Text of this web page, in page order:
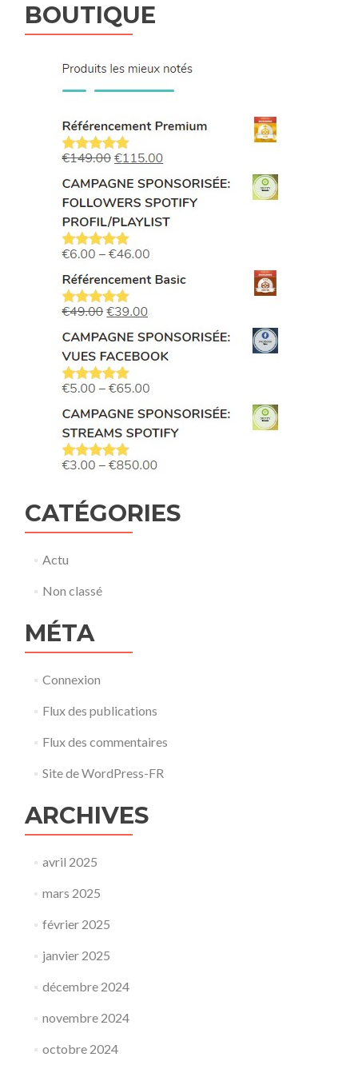
BOUTIQUE
CATÉGORIES
Actu
Non classé
MÉTA
Connexion
Flux des publications
Flux des commentaires
Site de WordPress-FR
ARCHIVES
avril 2025
mars 2025
février 2025
janvier 2025
décembre 2024
novembre 2024
octobre 2024